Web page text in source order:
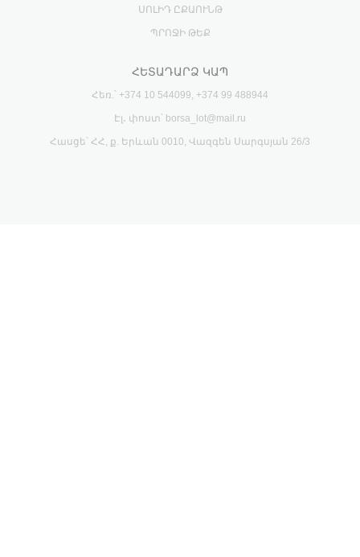
ՍՈԼԻԴ ԸՔԱՈՒՆԹ
ՊՐՈՋԻ ԹԵՔ
ՀԵՏԱԴԱՐՁ ԿԱՊ
Հեռ.՝ +374 10 544099, +374 99 488944
Էլ․ փոստ՝ borsa_lot@mail.ru
Հասցե՝ ՀՀ, ք. Երևան 0010, Վազգեն Սարգսյան 26/3